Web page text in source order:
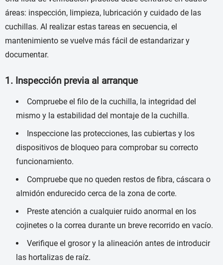
áreas: inspección, limpieza, lubricación y cuidado de las
cuchillas. Al realizar estas tareas en secuencia, el
mantenimiento se vuelve más fácil de estandarizar y
documentar.
1. Inspección previa al arranque
Compruebe el filo de la cuchilla, la integridad del
mismo y la estabilidad del montaje de la cuchilla.
Inspeccione las protecciones, las cubiertas y los
dispositivos de bloqueo para comprobar su correcto
funcionamiento.
Compruebe que no queden restos de fibra, cáscara o
almidón endurecido cerca de la zona de corte.
Preste atención a cualquier ruido anormal en los
cojinetes o la correa durante un breve recorrido en vacío.
Verifique el grosor y la alineación antes de introducir
las hortalizas de raíz.